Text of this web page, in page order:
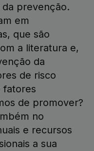
da prevenção.
em
que são
a literatura e,
da
de risco
fatores
de promover?
no
e recursos
a sua